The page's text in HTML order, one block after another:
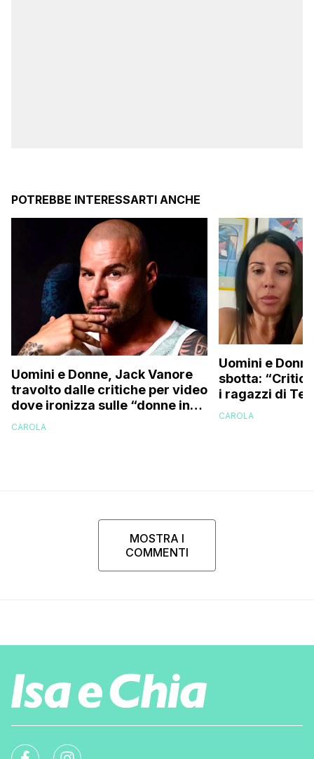
POTREBBE INTERESSARTI ANCHE
Uomini e Donne, Jack Vanore
travolto dalle critiche per video
dove ironizza sulle “donne in
perizoma su internet”
CAROLA
Uomini e
sbotta:
i ragazzi di
perché vi
CAROLA
MOSTRA I
COMMENTI